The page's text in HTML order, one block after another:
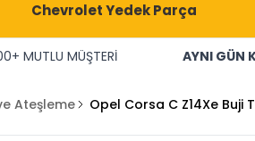
Chevrolet Yedek Parça
MUTLU MÜŞTERİ AYNI GÜN
Ateşleme Opel Corsa C Z14Xe Buji